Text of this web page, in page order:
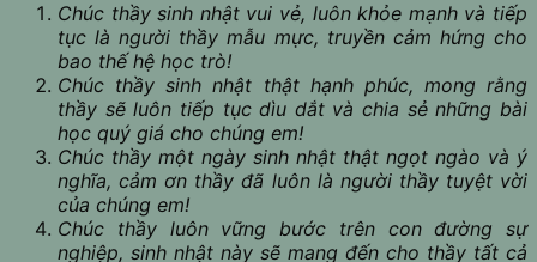
Chúc thầy sinh nhật vui vẻ, luôn khỏe mạnh và tiếp
tục là người thầy mẫu mực, truyền cảm hứng cho
bao thế hệ học trò!
Chúc thầy sinh nhật thật hạnh phúc, mong rằng
thầy sẽ luôn tiếp tục dìu dắt và chia sẻ những bài
học quý giá cho chúng em!
Chúc thầy một ngày sinh nhật thật ngọt ngào và ý
nghĩa, cảm ơn thầy đã luôn là người thầy tuyệt vời
của chúng em!
Chúc thầy luôn vững bước trên con đường sự
nghiệp, sinh nhật này sẽ mang đến cho thầy tất cả